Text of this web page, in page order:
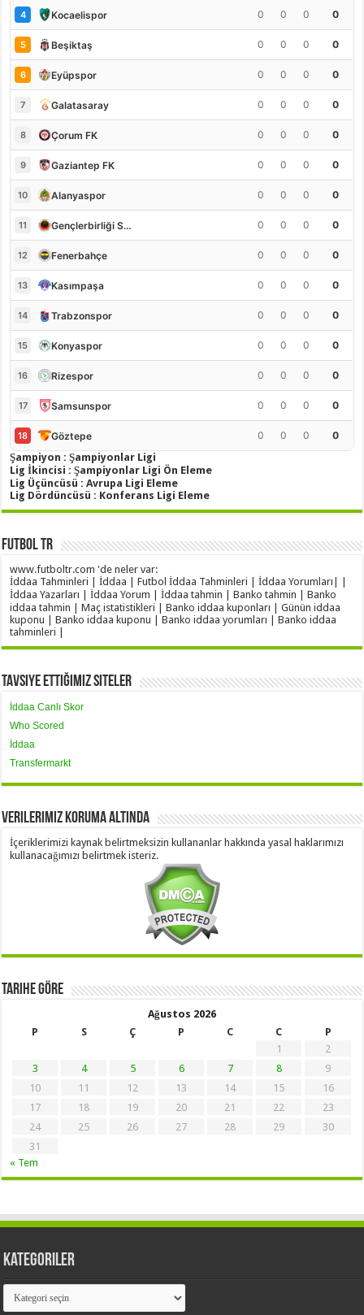
4 Kocaelispor 0 0 0 0
5 Beşiktaş 0 0 0 0
6 Eyüpspor 0 0 0 0
7 Galatasaray 0 0 0 0
8 Çorum FK 0 0 0 0
9 Gaziantep FK 0 0 0 0
10 Alanyaspor 0 0 0 0
11 Gençlerbirliği S.K. 0 0 0 0
12 Fenerbahçe 0 0 0 0
13 Kasımpaşa 0 0 0 0
14 Trabzonspor 0 0 0 0
15 Konyaspor 0 0 0 0
16 Rizespor 0 0 0 0
17 Samsunspor 0 0 0 0
18 Göztepe 0 0 0
0
Şampiyon : Şampiyonlar Ligi
Lig İkincisi : Şampiyonlar Ligi Ön Eleme
Lig Üçüncüsü : Avrupa Ligi Eleme
Lig Dördüncüsü : Konferans Ligi Eleme
Futbol TR
www.futboltr.com 'de neler var:
İddaa Tahminleri | İddaa | Futbol İddaa Tahminleri | İddaa Yorumları| |
İddaa Yazarları | İddaa Yorum | İddaa tahmin | Banko tahmin | Banko
iddaa tahmin | Maç istatistikleri | Banko iddaa kuponları | Günün iddaa
kuponu | Banko iddaa kuponu | Banko iddaa yorumları | Banko iddaa
tahminleri |
Tavsiye Ettiğimiz Siteler
İddaa Canlı Skor
Who Scored
İddaa
Transfermarkt
Verilerimiz Koruma Altında
İçeriklerimizi kaynak belirtmeksizin kullananlar hakkında yasal haklarımızı
kullanacağımızı belirtmek isteriz.
Tarihe Göre
Ağustos 2026
P
S Ç P C C
P
1
2
3
4 5 6 7 8
9
10
11 12 13 14 15
16
17
18 19 20 21 22
23
24
25 26 27 28 29
30
31
« Tem
Kategoriler
Kategoriler